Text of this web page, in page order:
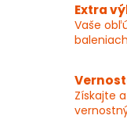
Extra
Vaše
Získajte